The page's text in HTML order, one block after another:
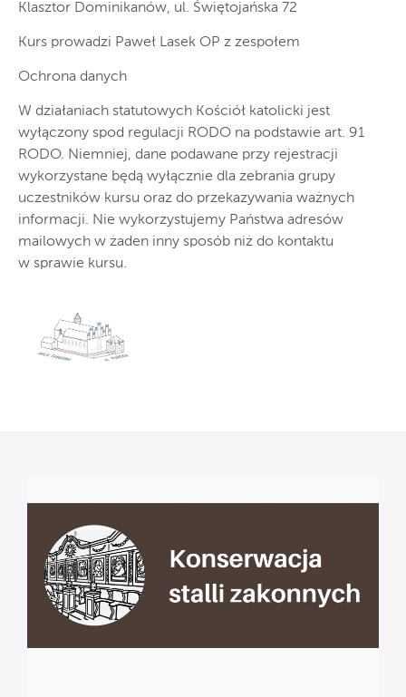
Klasztor Dominikanów, ul. Świętojańska 72
Kurs prowadzi Paweł Lasek OP z zespołem
Ochrona danych
W działaniach statutowych Kościół katolicki jest
wyłączony spod regulacji RODO na podstawie art. 91
RODO. Niemniej, dane podawane przy rejestracji
wykorzystane będą wyłącznie dla zebrania grupy
uczestników kursu oraz do przekazywania ważnych
informacji. Nie wykorzystujemy Państwa adresów
mailowych w żaden inny sposób niż do kontaktu
w sprawie kursu.